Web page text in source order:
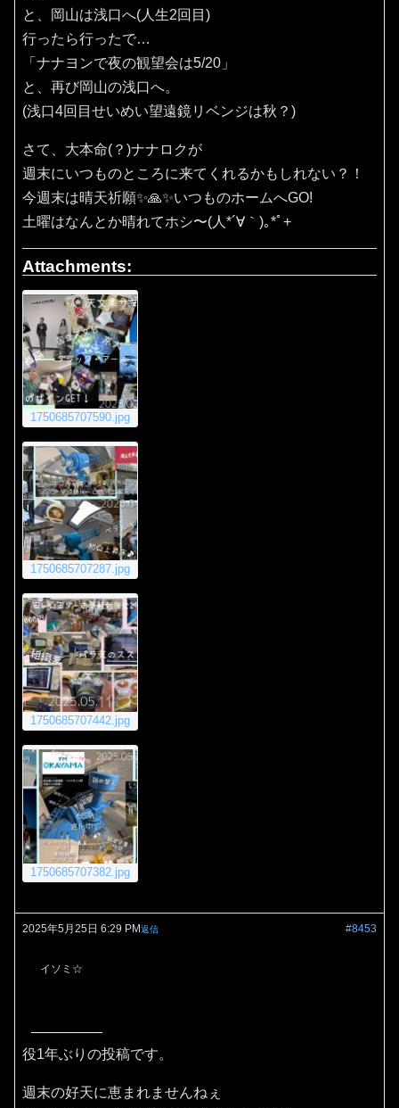
と、岡山は浅口へ(人生2回目)
行ったら行ったで…
「ナナヨンで夜の観望会は5/20」
と、再び岡山の浅口へ。
(浅口4回目せいめい望遠鏡リベンジは秋？)
さて、大本命(？)ナナロクが
週末にいつものところに来てくれるかもしれない？！
今週末は晴天祈願✨️🙏✨️いつものホームへGO!
土曜はなんとか晴れてホシ〜(⁠人⁠*⁠´⁠∀⁠｀⁠)⁠｡⁠*ﾟ⁠+
Attachments:
1750685707590.jpg
1750685707287.jpg
1750685707442.jpg
1750685707382.jpg
2025年5月25日 6:29 PM #8453
返信
イソミ☆
役1年ぶりの投稿です。
週末の好天に恵まれませんねぇ